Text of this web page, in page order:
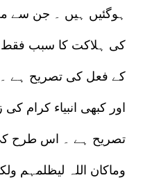
ہوگئیں ہیں ۔ جن سے
کی ہلاکت کا سبب فقط
کے فعل کی تصریح ہے
اور کبھی انبیاء کرام
تصریح ہے ۔ اس طرح کی
وماکان اللہ لیظلمہم